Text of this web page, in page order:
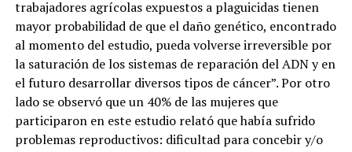
trabajadores agrícolas expuestos a plaguicidas tienen
mayor probabilidad de que el daño genético, encontrado
al momento del estudio, pueda volverse irreversible por
la saturación de los sistemas de reparación del ADN y en
el futuro desarrollar diversos tipos de cáncer”. Por otro
lado se observó que un 40% de las mujeres que
participaron en este estudio relató que había sufrido
problemas reproductivos: dificultad para concebir y/o